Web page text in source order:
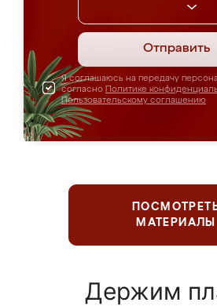
Отправить
Я соглашаюсь на передачу
согласно Политике
Пользовательскому соглашению
МАТЕРИАЛЫ
Держим